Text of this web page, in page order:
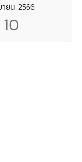
ยน 2566
10